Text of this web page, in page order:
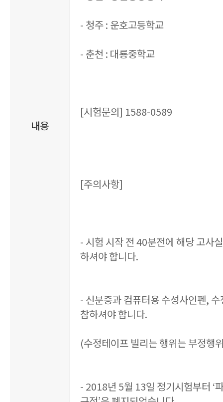
내용
- 청주 : 운호고등학교
- 춘천 : 대룡중학교
[시험문의] 1588-0589
[주의사항]
- 시험 시작 전 40분전에 해당 고사
하셔야 합니다.
- 신분증과 컴퓨터용 수성사인펜,
참하셔야 합니다.
(수정테이프 빌리는 행위는 부정행
- 2018년 5월 13일 정기시험부터 ‘